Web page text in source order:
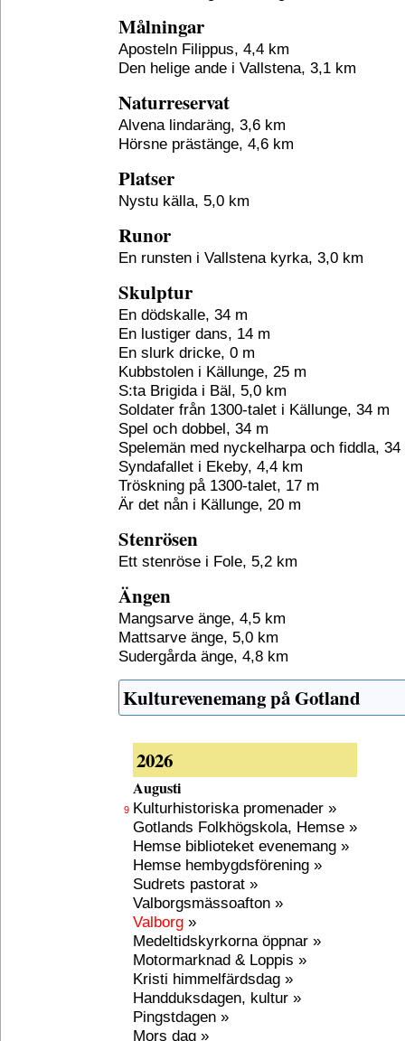
Målningar
Aposteln Filippus, 4,4 km
Den helige ande i Vallstena, 3,1 km
Naturreservat
Alvena lindaräng, 3,6 km
Hörsne prästänge, 4,6 km
Platser
Nystu källa, 5,0 km
Runor
En runsten i Vallstena kyrka, 3,0 km
Skulptur
En dödskalle, 34 m
En lustiger dans, 14 m
En slurk dricke, 0 m
Kubbstolen i Källunge, 25 m
S:ta Brigida i Bäl, 5,0 km
Soldater från 1300-talet i Källunge, 34 m
Spel och dobbel, 34 m
Spelemän med nyckelharpa och fiddla, 34
Syndafallet i Ekeby, 4,4 km
Tröskning på 1300-talet, 17 m
Är det nån i Källunge, 20 m
Stenrösen
Ett stenröse i Fole, 5,2 km
Ängen
Mangsarve änge, 4,5 km
Mattsarve änge, 5,0 km
Sudergårda änge, 4,8 km
Kulturevenemang på Gotland
2026
Augusti
9 Kulturhistoriska promenader »
Gotlands Folkhögskola, Hemse »
Hemse biblioteket evenemang »
Hemse hembygdsförening »
Sudrets pastorat »
Valborgsmässoafton »
Valborg »
Medeltidskyrkorna öppnar »
Motormarknad & Loppis »
Kristi himmelfärdsdag »
Handduksdagen, kultur »
Pingstdagen »
Mors dag »